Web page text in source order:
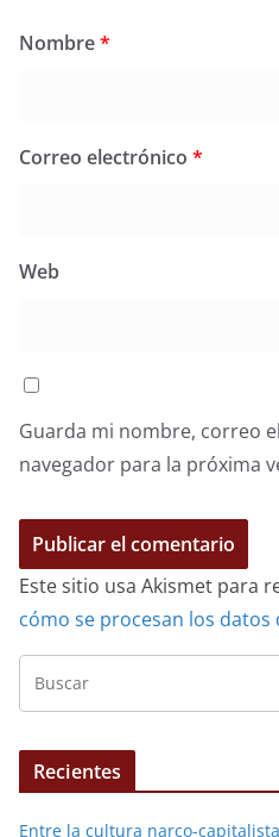
Nombre*
Correo electrónico *
Web
Guarda mi nombre, correo
navegador para la próxima
Este sitio usa Akismet para
cómo se procesan los
Recientes
Entre la cultura narco-